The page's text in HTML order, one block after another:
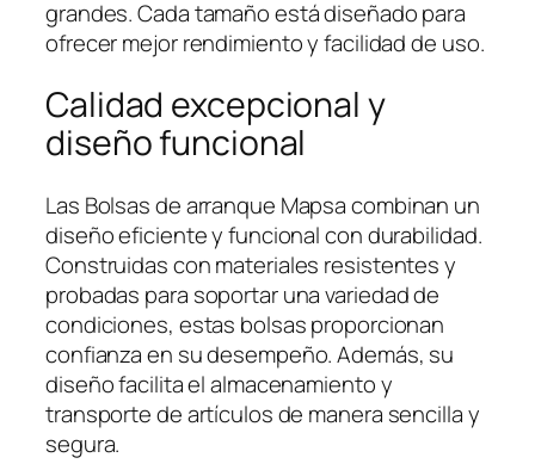
grandes. Cada tamaño está diseñado para
ofrecer mejor rendimiento y facilidad de uso.
Calidad excepcional y
diseño funcional
Las Bolsas de arranque Mapsa combinan un
diseño eficiente y funcional con durabilidad.
Construidas con materiales resistentes y
probadas para soportar una variedad de
condiciones, estas bolsas proporcionan
confianza en su desempeño. Además, su
diseño facilita el almacenamiento y
transporte de artículos de manera sencilla y
segura.